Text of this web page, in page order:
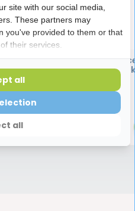
GUM
Tabletten | 30
site with our social media,
These partners may
you've provided to them or that
their services.
all
all